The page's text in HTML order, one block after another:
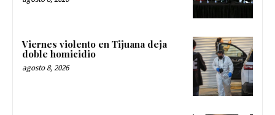
Viernes violento en Tijuana deja
doble homicidio
agosto 8, 2026